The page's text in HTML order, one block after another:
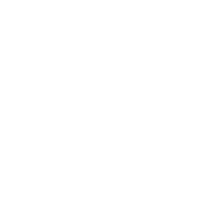
Securitate Națională?